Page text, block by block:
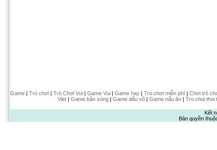
Game| Trò chơi| Trò Chơi Vui| Game Vui| Game hay| Trò chơi miễn phí| Chơi trò
Viet| Game bắn súng| Game đấu võ| Game nấu ăn| Tro choi thoi
Kết
Bản quyền